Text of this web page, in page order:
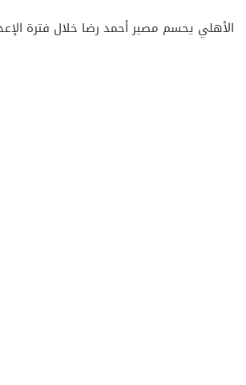
الأهلي يحسم مصير أحمد رضا خلال فترة